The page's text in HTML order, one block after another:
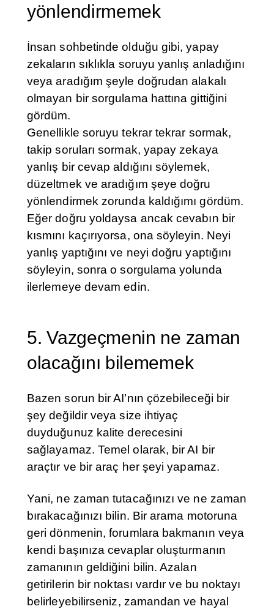
yönlendirmemek
İnsan sohbetinde olduğu gibi, yapay
zekaların sıklıkla soruyu yanlış anladığını
veya aradığım şeyle doğrudan alakalı
olmayan bir sorgulama hattına gittiğini
gördüm.
Genellikle soruyu tekrar tekrar sormak,
takip soruları sormak, yapay zekaya
yanlış bir cevap aldığını söylemek,
düzeltmek ve aradığım şeye doğru
yönlendirmek zorunda kaldığımı gördüm.
Eğer doğru yoldaysa ancak cevabın bir
kısmını kaçırıyorsa, ona söyleyin. Neyi
yanlış yaptığını ve neyi doğru yaptığını
söyleyin, sonra o sorgulama yolunda
ilerlemeye devam edin.
5. Vazgeçmenin ne zaman
olacağını bilememek
Bazen sorun bir AI’nın çözebileceği bir
şey değildir veya size ihtiyaç
duyduğunuz kalite derecesini
sağlayamaz. Temel olarak, bir AI bir
araçtır ve bir araç her şeyi yapamaz.
Yani, ne zaman tutacağınızı ve ne zaman
bırakacağınızı bilin. Bir arama motoruna
geri dönmenin, forumlara bakmanın veya
kendi başınıza cevaplar oluşturmanın
zamanının geldiğini bilin. Azalan
getirilerin bir noktası vardır ve bu noktayı
belirleyebilirseniz, zamandan ve hayal